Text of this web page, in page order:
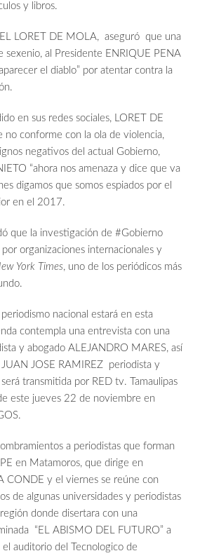
y libros.
LORET DE MOLA, aseguró que una
sexenio, al Presidente ENRIQUE PENA
el diablo” por atentar contra la
en sus redes sociales, LORET DE
no conforme con la ola de violencia,
negativos del actual Gobierno,
“ahora nos amenaza y dice que va
digamos que somos espiados por el
en el 2017.
que la investigación de #Gobierno
por organizaciones internacionales y
York Times, uno de los periódicos más
nacional estará en esta
contempla una entrevista con una
y abogado ALEJANDRO MARES, así
JOSE RAMIREZ periodista y
transmitida por RED tv. Tamaulipas
este jueves 22 de noviembre en
a periodistas que forman
en Matamoros, que dirige en
CONDE y el viernes se reúne con
de algunas universidades y periodistas
donde disertara con una
“EL ABISMO DEL FUTURO” a
auditorio del Tecnologico de